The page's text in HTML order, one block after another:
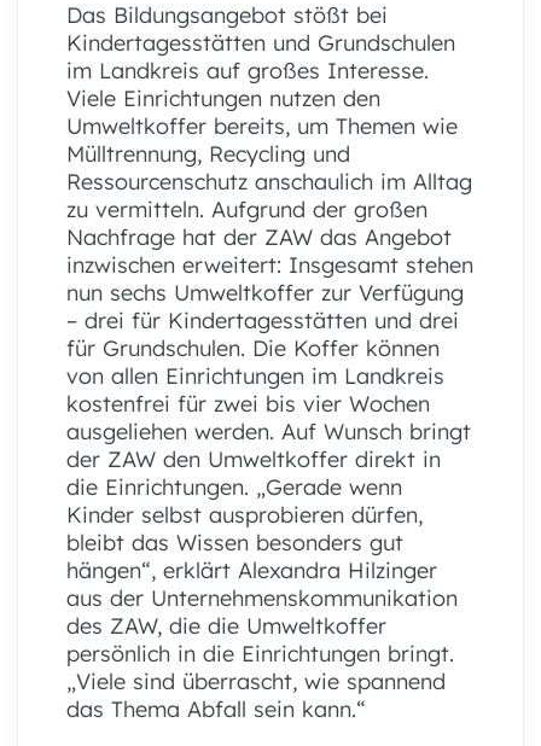
Das Bildungsangebot stößt bei
Kindertagesstätten und Grundschulen
im Landkreis auf großes Interesse.
Viele Einrichtungen nutzen den
Umweltkoffer bereits, um Themen wie
Mülltrennung, Recycling und
Ressourcenschutz anschaulich im Alltag
zu vermitteln. Aufgrund der großen
Nachfrage hat der ZAW das Angebot
inzwischen erweitert: Insgesamt stehen
nun sechs Umweltkoffer zur Verfügung
– drei für Kindertagesstätten und drei
für Grundschulen. Die Koffer können
von allen Einrichtungen im Landkreis
kostenfrei für zwei bis vier Wochen
ausgeliehen werden. Auf Wunsch bringt
der ZAW den Umweltkoffer direkt in
die Einrichtungen. „Gerade wenn
Kinder selbst ausprobieren dürfen,
bleibt das Wissen besonders gut
hängen“, erklärt Alexandra Hilzinger
aus der Unternehmenskommunikation
des ZAW, die die Umweltkoffer
persönlich in die Einrichtungen bringt.
„Viele sind überrascht, wie spannend
das Thema Abfall sein kann.“